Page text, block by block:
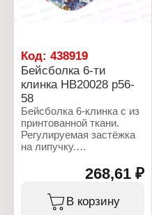
Код: 438919
Бейсболка 6-ти
клинка НB20028 р56-
58
Бейсболка 6-клинка с из
принтованной ткани.
Регулируемая застёжка
на липучку.
Характеристики:
Бренд: Rossini
Артикул: НB 20028
Тип товара: Бейсболка
268,61 ₽
В корзину